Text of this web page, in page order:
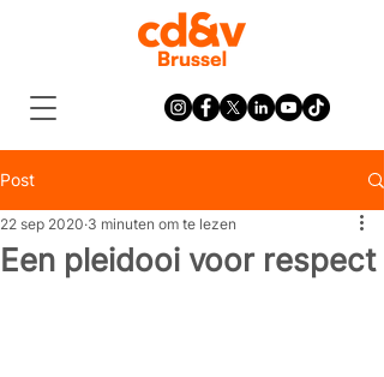
Post
Een pleidooi voor respect
22 sep 2020 3 minuten om te lezen